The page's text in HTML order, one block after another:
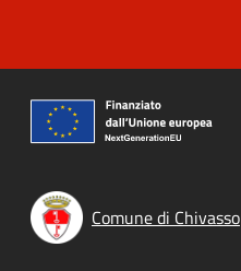
Comune di Chivasso